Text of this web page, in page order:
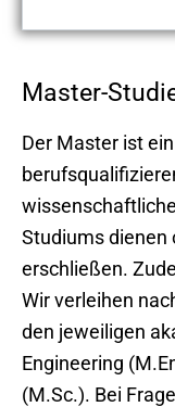
Master-
Der Master ist
Studiums dienen
erschließen.
Wir verleihen
den jeweiligen
Engineering
(M.Sc.). Bei